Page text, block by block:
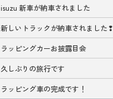
isuzu 新車が納車されました
新しいトラックが納車されました❢
ラッピングカーお披露目会
久しぶりの旅行です
ラッピング車の完成です！